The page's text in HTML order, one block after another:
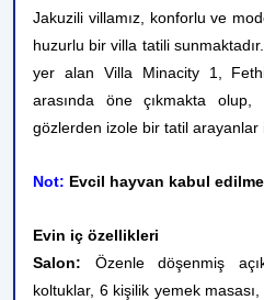
Jakuzili villamız, konforlu ve
huzurlu bir villa tatili
yer alan Villa Minacity 1,
arasında öne çıkmakta olup,
gözlerden izole bir tatil arayanlar
Not: Evcil hayvan kabul
Evin iç özellikleri
Salon: Özenle döşenmiş
koltuklar, 6 kişilik yemek masası,